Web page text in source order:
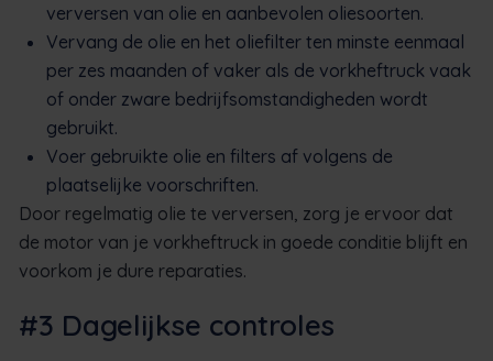
verversen van olie en aanbevolen oliesoorten.
Vervang de olie en het oliefilter ten minste eenmaal
per zes maanden of vaker als de vorkheftruck vaak
of onder zware bedrijfsomstandigheden wordt
gebruikt.
Voer gebruikte olie en filters af volgens de
plaatselijke voorschriften.
Door regelmatig olie te verversen, zorg je ervoor dat
de motor van je vorkheftruck in goede conditie blijft en
voorkom je dure reparaties.
#3 Dagelijkse controles